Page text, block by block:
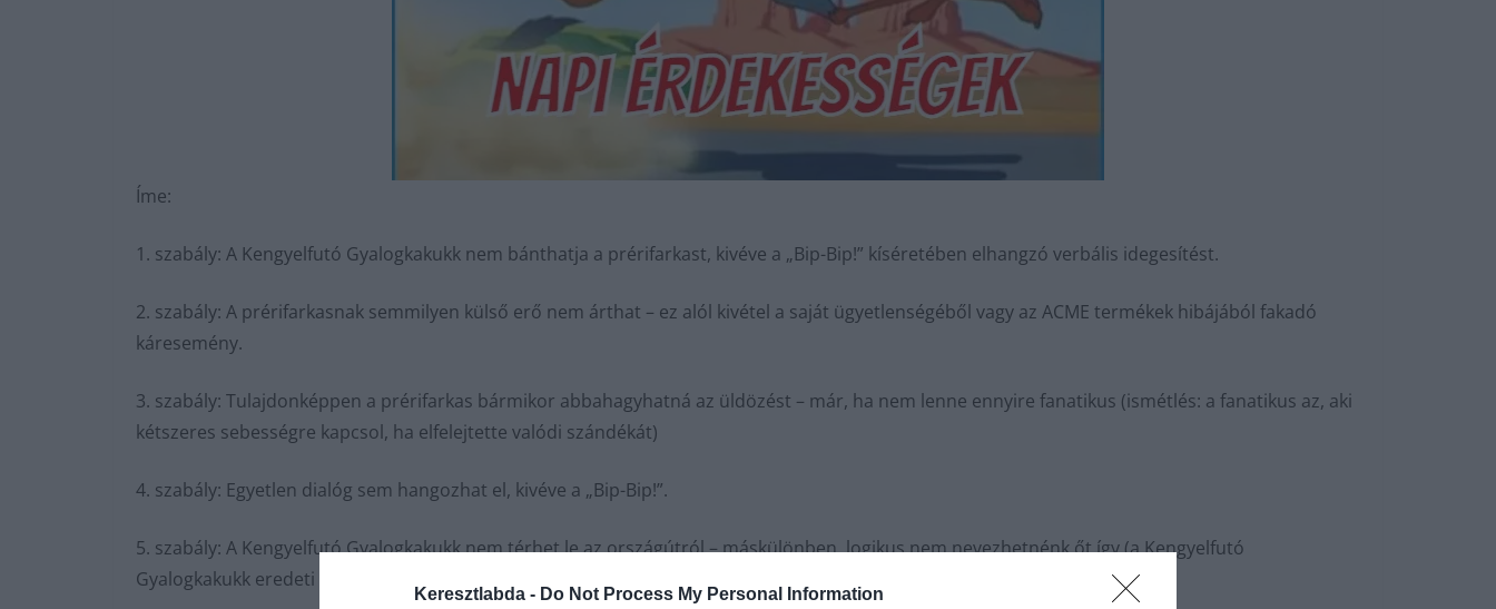
Keresztlabda - Do Not Process My Personal Information
Íme:
1. szabály: A Kengyelfutó Gyalogkakukk nem bánthatja a prérifarkast, kivéve a „Bip-Bip!” kíséretében elhangzó verbális idegesítést.
2. szabály: A prérifarkasnak semmilyen külső erő nem árthat – ez alól kivétel a saját ügyetlenségéből vagy az ACME termékek hibájából fakadó
káresemény.
3. szabály: Tulajdonképpen a prérifarkas bármikor abbahagyhatná az üldözést – már, ha nem lenne ennyire fanatikus (ismétlés: a fanatikus az, aki
kétszeres sebességre kapcsol, ha elfelejtette valódi szándékát)
4. szabály: Egyetlen dialóg sem hangozhat el, kivéve a „Bip-Bip!”.
5. szabály: A Kengyelfutó Gyalogkakukk nem térhet le az országútról – máskülönben, logikus nem nevezhetnénk őt így (a Kengyelfutó
Gyalogkakukk eredeti nyelven Road Runner, ami Országúti Futót jelent).